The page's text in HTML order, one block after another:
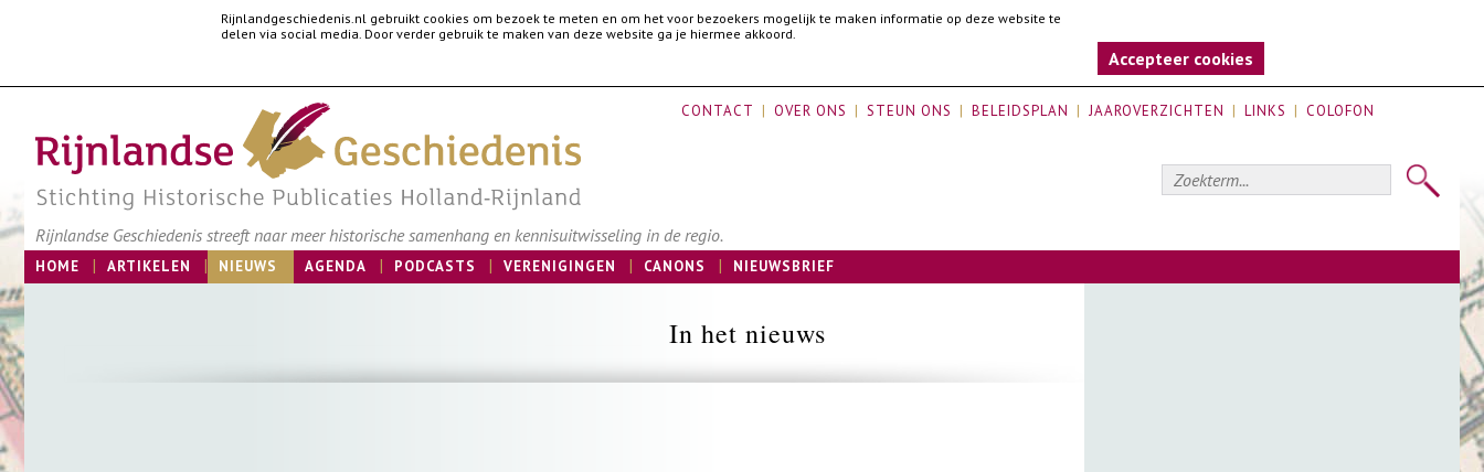
Rijnlandgeschiedenis.nl gebruikt cookies om bezoek te meten en om het voor bezoekers mogelijk te maken informatie op deze website te
delen via social media. Door verder gebruik te maken van deze website ga je hiermee akkoord.
Accepteer cookies
CONTACT OVER ONS STEUN ONS BELEIDSPLAN JAAROVERZICHTEN LINKS COLOFON
Rijnlandse Geschiedenis streeft naar meer historische samenhang en kennisuitwisseling in de regio.
HOME ARTIKELEN NIEUWS AGENDA PODCASTS VERENIGINGEN CANONS NIEUWSBRIEF
In het nieuws